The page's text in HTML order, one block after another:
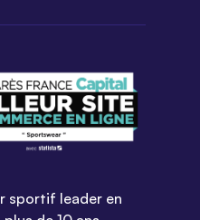
sportif leader en